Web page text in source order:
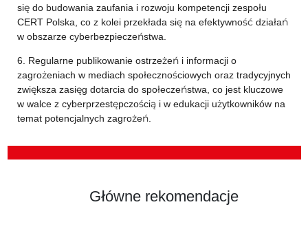
się do budowania zaufania i rozwoju kompetencji zespołu
CERT Polska, co z kolei przekłada się na efektywność działań
w obszarze cyberbezpieczeństwa.
6. Regularne publikowanie ostrzeżeń i informacji o
zagrożeniach w mediach społecznościowych oraz tradycyjnych
zwiększa zasięg dotarcia do społeczeństwa, co jest kluczowe
w walce z cyberprzestępczością i w edukacji użytkowników na
temat potencjalnych zagrożeń.
Główne rekomendacje